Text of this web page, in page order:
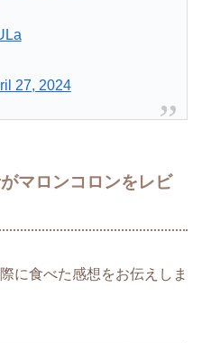
27, 2024
マロンコロンをレビ
に食べた感想をお伝えしま